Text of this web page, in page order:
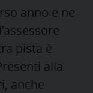
anno e ne
pista è
alla
anche